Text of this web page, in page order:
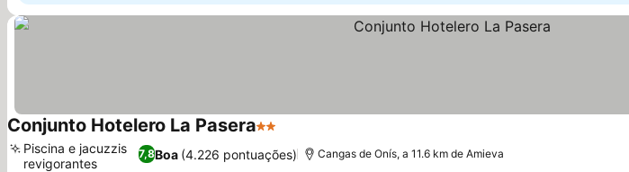
Conjunto Hotelero La Pasera2 Estrelas
7,8Boa (4.226 pontuações)
Piscina e jacuzzis
revigorantes
Cangas de Onís, a 11.6 km de Amieva